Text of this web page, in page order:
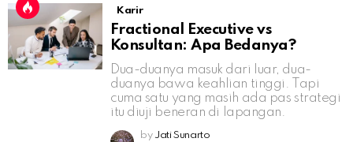
Karir
Fractional Executive vs
Konsultan: Apa Bedanya?
Dua-duanya masuk dari luar, dua-
duanya bawa keahlian tinggi. Tapi
cuma satu yang masih ada pas strategi
itu diuji beneran di lapangan.
by Jati Sunarto